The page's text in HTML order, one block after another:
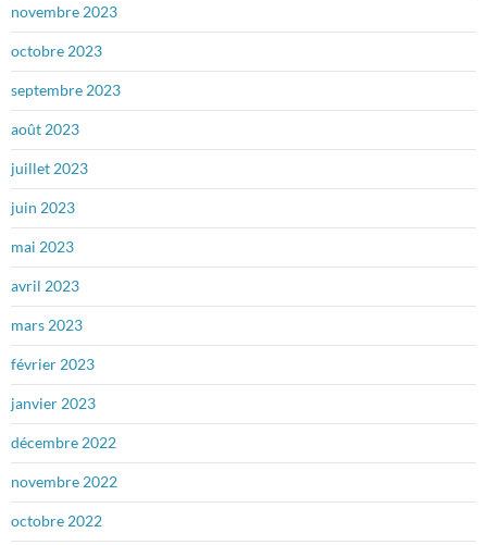
novembre 2023
octobre 2023
septembre 2023
août 2023
juillet 2023
juin 2023
mai 2023
avril 2023
mars 2023
février 2023
janvier 2023
décembre 2022
novembre 2022
octobre 2022